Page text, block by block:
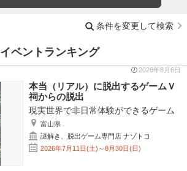
条件を変更して検索
イベントランキング
2026年8月6日
本当（リアル）に脱出するゲームＶ
祠からの脱出
現実世界で非日常体験ができるゲーム
富山県
謎解き、脱出ゲーム専門店 ナゾトコ
2026年7月11日(土)～8月30日(日)